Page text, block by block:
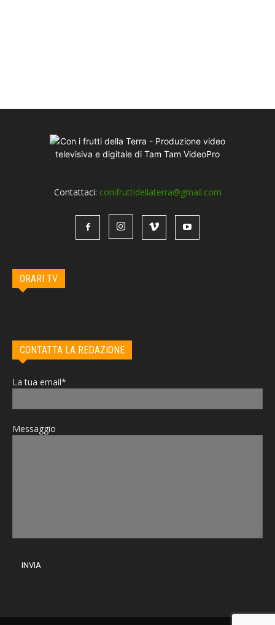
Contattaci: conifruttidellaterra@gmail.com
ORARI TV
CONTATTA LA REDAZIONE
La tua email*
Messaggio